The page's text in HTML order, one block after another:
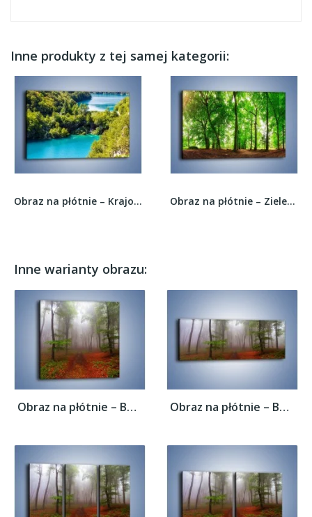
Inne produkty z tej samej kategorii:
Obraz na płótnie – Krajobraz podzielony na pół... Obraz na płótnie – Zieleń i goła ziemia –...
Inne warianty obrazu:
Obraz na płótnie – Budzący się lasek –... Obraz na płótnie – Budzący się lasek –...